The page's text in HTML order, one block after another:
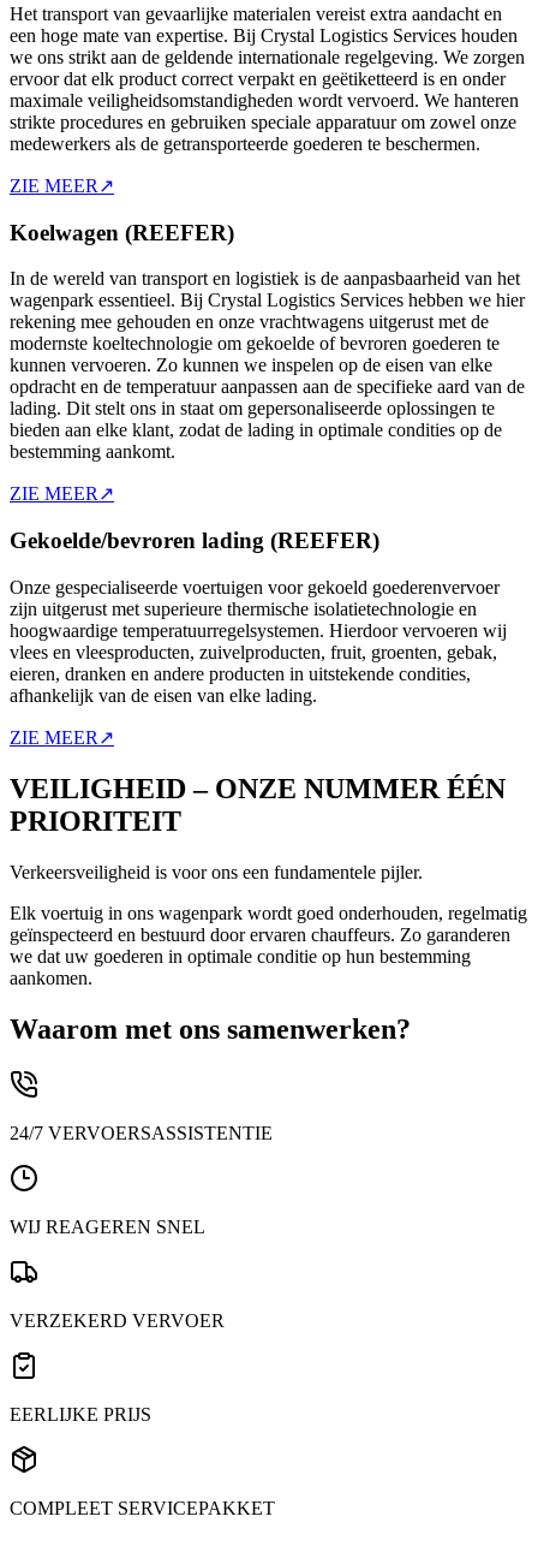
Het transport van gevaarlijke materialen vereist extra aandacht en
een hoge mate van expertise. Bij Crystal Logistics Services houden
we ons strikt aan de geldende internationale regelgeving. We zorgen
ervoor dat elk product correct verpakt en geëtiketteerd is en onder
maximale veiligheidsomstandigheden wordt vervoerd. We hanteren
strikte procedures en gebruiken speciale apparatuur om zowel onze
medewerkers als de getransporteerde goederen te beschermen.
ZIE MEER ↗
Koelwagen (REEFER)
In de wereld van transport en logistiek is de aanpasbaarheid van het
wagenpark essentieel. Bij Crystal Logistics Services hebben we hier
rekening mee gehouden en onze vrachtwagens uitgerust met de
modernste koeltechnologie om gekoelde of bevroren goederen te
kunnen vervoeren. Zo kunnen we inspelen op de eisen van elke
opdracht en de temperatuur aanpassen aan de specifieke aard van de
lading. Dit stelt ons in staat om gepersonaliseerde oplossingen te
bieden aan elke klant, zodat de lading in optimale condities op de
bestemming aankomt.
ZIE MEER↗
Gekoelde/bevroren lading (REEFER)
Onze gespecialiseerde voertuigen voor gekoeld goederenvervoer
zijn uitgerust met superieure thermische isolatietechnologie en
hoogwaardige temperatuurregelsystemen. Hierdoor vervoeren wij
vlees en vleesproducten, zuivelproducten, fruit, groenten, gebak,
eieren, dranken en andere producten in uitstekende condities,
afhankelijk van de eisen van elke lading.
ZIE MEER ↗
VEILIGHEID – ONZE NUMMER ÉÉN
PRIORITEIT
Verkeersveiligheid is voor ons een fundamentele pijler.
Elk voertuig in ons wagenpark wordt goed onderhouden, regelmatig
geïnspecteerd en bestuurd door ervaren chauffeurs. Zo garanderen
we dat uw goederen in optimale conditie op hun bestemming
aankomen.
Waarom met ons samenwerken?
24/7 VERVOERSASSISTENTIE
WIJ REAGEREN SNEL
VERZEKERD VERVOER
EERLIJKE PRIJS
COMPLEET SERVICEPAKKET